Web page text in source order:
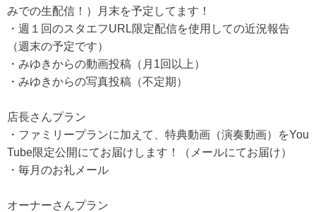
みでの生配信！）月末を予定してます！
・週１回のスタエフURL限定配信を使用しての近況報告
（週末の予定です）
・みゆきからの動画投稿（月1回以上）
・みゆきからの写真投稿（不定期）
店長さんプラン
・ファミリープランに加えて、特典動画（演奏動画）をYou
Tube限定公開にてお届けします！（メールにてお届け）
・毎月のお礼メール
オーナーさんプラン